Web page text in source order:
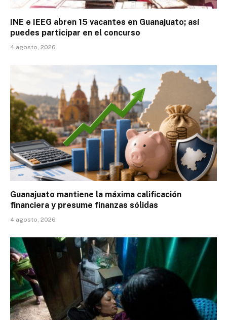
INE e IEEG abren 15 vacantes en Guanajuato; así
puedes participar en el concurso
4 agosto, 2026
Guanajuato mantiene la máxima calificación
financiera y presume finanzas sólidas
4 agosto, 2026